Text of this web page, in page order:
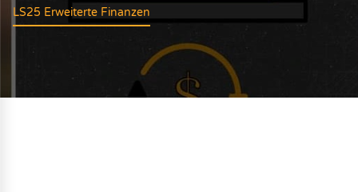
LS25 Erweiterte Finanzen